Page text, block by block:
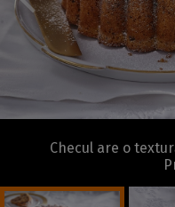
Checul are o